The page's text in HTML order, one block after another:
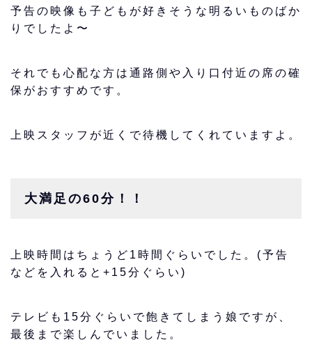
予告の映像も子どもが好きそうな明るいものばか
りでしたよ〜
それでも心配な方は通路側や入り口付近の席の確
保がおすすめです。
上映スタッフが近くで待機してくれていますよ。
大満足の60分！！
上映時間はちょうど1時間ぐらいでした。(予告
などを入れると+15分ぐらい)
テレビも15分ぐらいで飽きてしまう娘ですが、
最後まで楽しんでいました。